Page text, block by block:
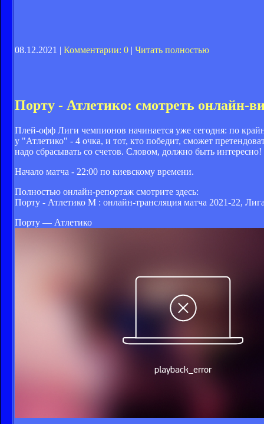
08.12.2021 | Комментарии: 0 | Читать полностью
Порту - Атлетико: смотреть онлайн-
Плей-офф Лиги чемпионов начинается уже сегодня: по
у "Атлетико" - 4 очка, и тот, кто победит, сможет
надо сбрасывать со счетов. Словом, должно быть интересно!
Начало матча - 22:00 по киевскому времени.
Полностью онлайн-репортаж смотрите здесь:
Порту - Атлетико М : онлайн-трансляция матча 2021-22,
Порту — Атлетико